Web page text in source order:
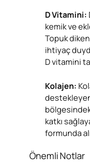
D Vitamini:
kemik ve
Topuk
ihtiyaç
D vitamini
Kolajen:
katkı
formunda
Önemli Notlar